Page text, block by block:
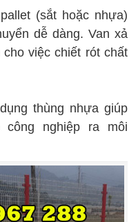
(sắt hoặc nhựa)
dễ dàng. Van xả
việc chiết rót chất
thùng nhựa giúp
nghiệp ra môi